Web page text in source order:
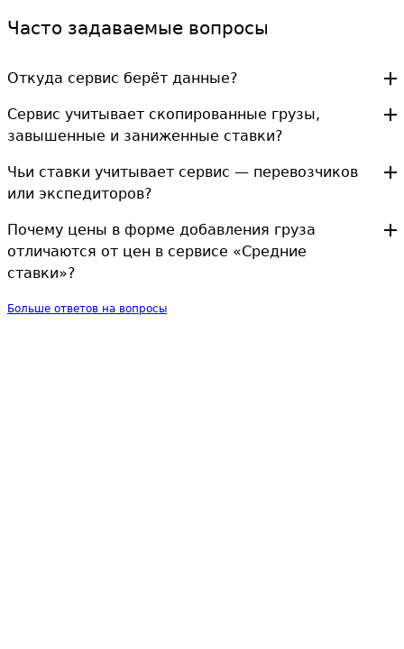
Часто задаваемые вопросы
Откуда сервис берёт данные?
Сервис учитывает скопированные грузы,
завышенные и заниженные ставки?
Чьи ставки учитывает сервис — перевозчиков
или экспедиторов?
Почему цены в форме добавления груза
отличаются от цен в сервисе «Средние
ставки»?
Больше ответов на вопросы